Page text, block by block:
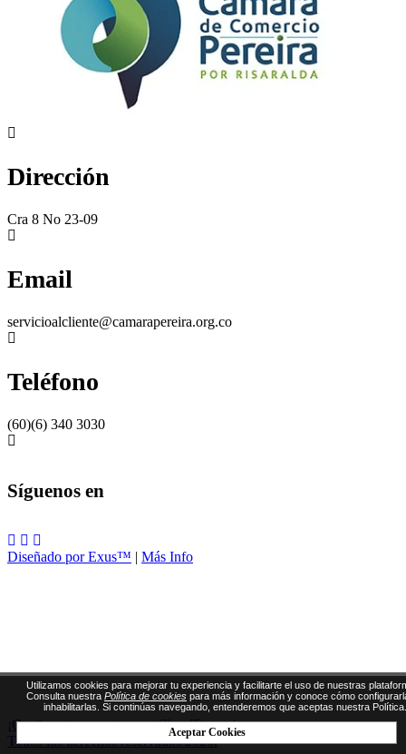
Dirección
Cra 8 No 23-09
Email
servicioalcliente@camarapereira.org.co
Teléfono
(60)(6) 340 3030
Síguenos en
Diseñado por Exus™ | Más Info
¡Gestiona tus eventos con CloudEvents!
Todos los derechos reservados 2026.
Utilizamos cookies para mejorar tu experiencia y facilitarte el uso de nuestras
Consulta nuestra Política de cookies para más información y conoce cómo
inhabilitarlas. Si continúas navegando, entenderemos que aceptas nuestra Política.
Aceptar Cookies